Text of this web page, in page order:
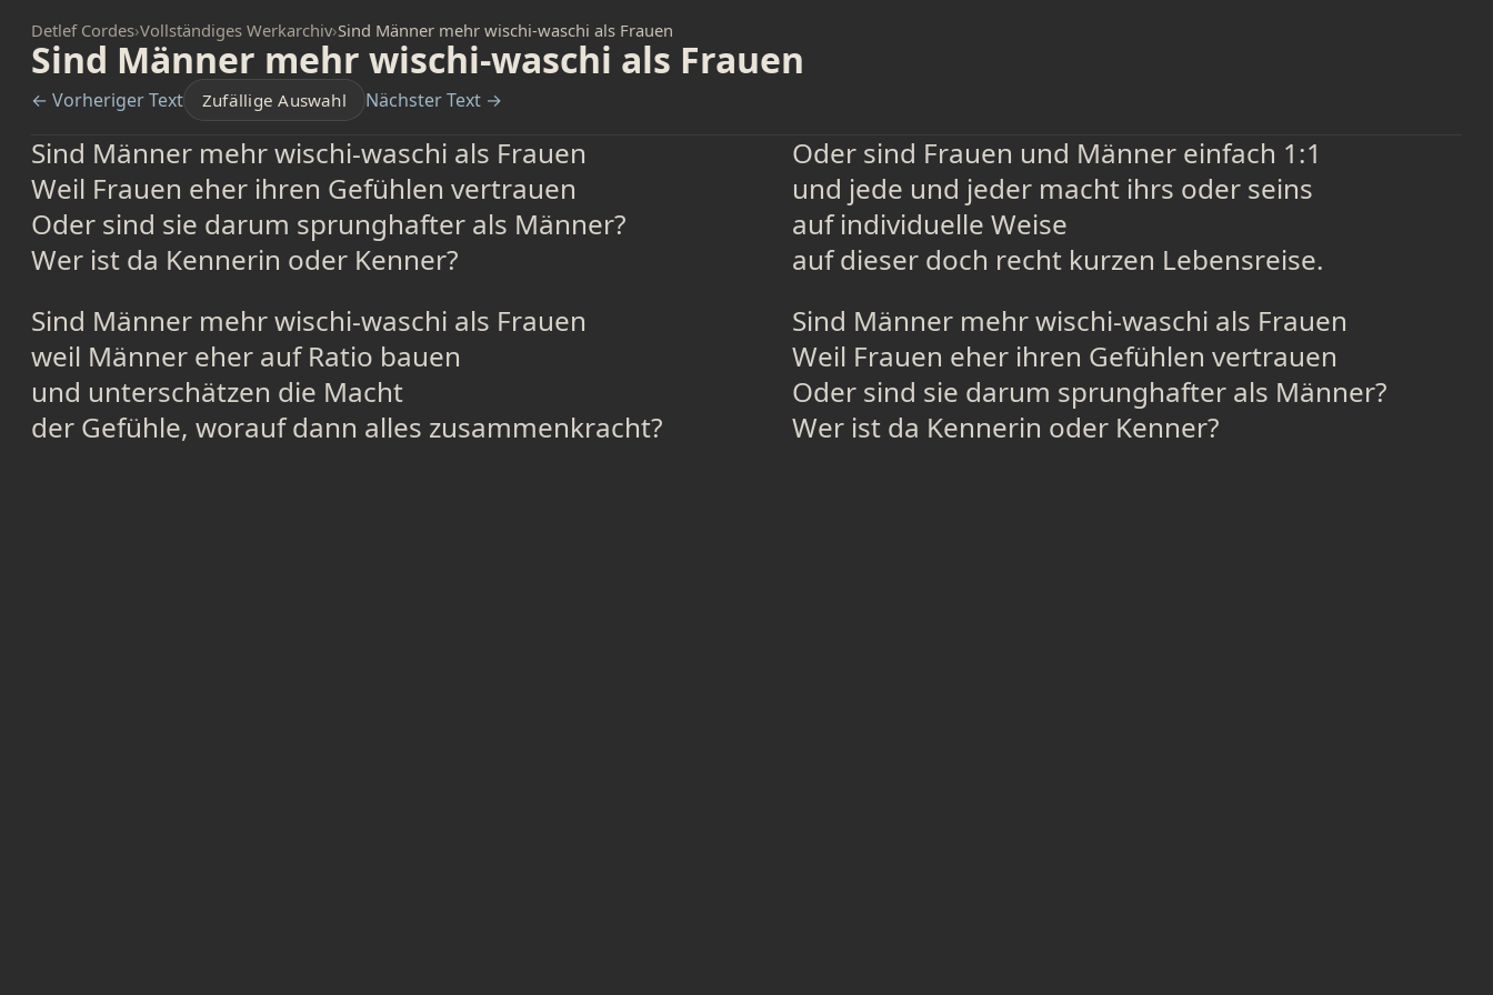
Detlef Cordes›Vollständiges Werkarchiv›Sind Männer mehr wischi-waschi als Frauen
Sind Männer mehr wischi-waschi als Frauen
← Vorheriger Text Zufällige Auswahl Nächster Text →
Sind Männer mehr wischi-waschi als Frauen
Weil Frauen eher ihren Gefühlen vertrauen
Oder sind sie darum sprunghafter als Männer?
Wer ist da Kennerin oder Kenner?
Sind Männer mehr wischi-waschi als Frauen
weil Männer eher auf Ratio bauen
und unterschätzen die Macht
der Gefühle, worauf dann alles zusammenkracht?
Oder sind Frauen und Männer einfach 1:1
und jede und jeder macht ihrs oder seins
auf individuelle Weise
auf dieser doch recht kurzen Lebensreise.
Sind Männer mehr wischi-waschi als Frauen
Weil Frauen eher ihren Gefühlen vertrauen
Oder sind sie darum sprunghafter als Männer?
Wer ist da Kennerin oder Kenner?